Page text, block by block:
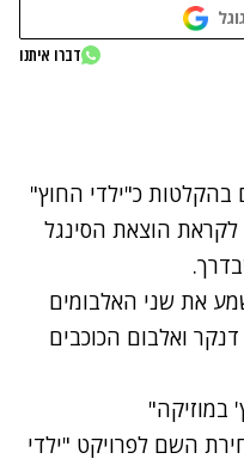
דברו איתנו
בהקלטות כ"ילדי החוץ"
הוצאת הסינגל
את שני האלבומים
ואלבום הכוכבים
במוזיקה"
השם לפרויקט "ילדי